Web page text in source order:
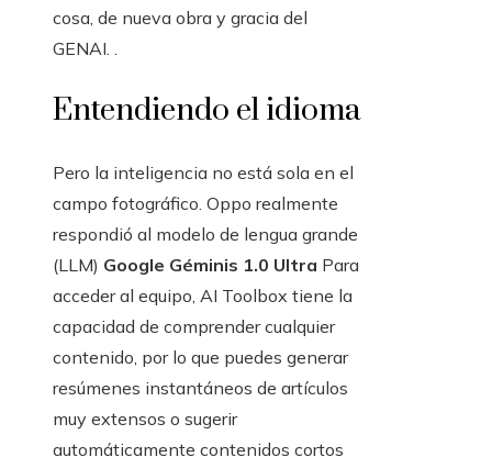
cosa, de nueva obra y gracia del
GENAI. .
Entendiendo el idioma
Pero la inteligencia no está sola en el
campo fotográfico. Oppo realmente
respondió al modelo de lengua grande
(LLM) Google Géminis 1.0 Ultra Para
acceder al equipo, AI Toolbox tiene la
capacidad de comprender cualquier
contenido, por lo que puedes generar
resúmenes instantáneos de artículos
muy extensos o sugerir
automáticamente contenidos cortos